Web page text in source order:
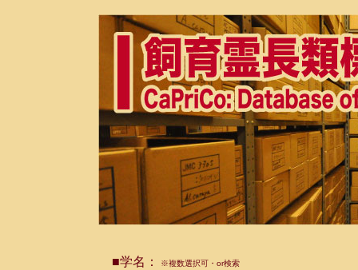
■学名： ※複数選択可・or検索